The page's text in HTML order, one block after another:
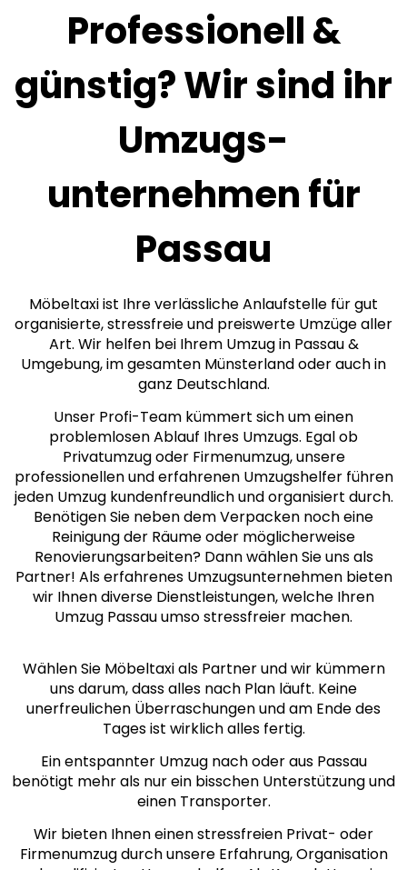
Professionell &
günstig? Wir sind ihr
Umzugs­
unternehmen für
Passau
Möbeltaxi ist Ihre verlässliche Anlaufstelle für gut
organisierte, stressfreie und preiswerte Umzüge aller
Art. Wir helfen bei Ihrem Umzug in Passau &
Umgebung, im gesamten Münsterland oder auch in
ganz Deutschland.
Unser Profi-Team kümmert sich um einen
problemlosen Ablauf Ihres Umzugs. Egal ob
Privatumzug oder Firmenumzug, unsere
professionellen und erfahrenen Umzugshelfer führen
jeden Umzug kundenfreundlich und organisiert durch.
Benötigen Sie neben dem Verpacken noch eine
Reinigung der Räume oder möglicherweise
Renovierungsarbeiten? Dann wählen Sie uns als
Partner! Als erfahrenes Umzugsunternehmen bieten
wir Ihnen diverse Dienstleistungen, welche Ihren
Umzug Passau umso stressfreier machen.
Wählen Sie Möbeltaxi als Partner und wir kümmern
uns darum, dass alles nach Plan läuft. Keine
unerfreulichen Überraschungen und am Ende des
Tages ist wirklich alles fertig.
Ein entspannter Umzug nach oder aus Passau
benötigt mehr als nur ein bisschen Unterstützung und
einen Transporter.
Wir bieten Ihnen einen stressfreien Privat- oder
Firmenumzug durch unsere Erfahrung, Organisation